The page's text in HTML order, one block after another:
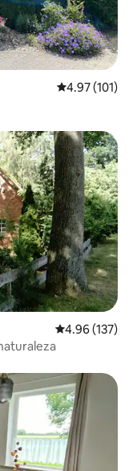
Calificación
4.97 (101)
Calificación
4.96 (137)